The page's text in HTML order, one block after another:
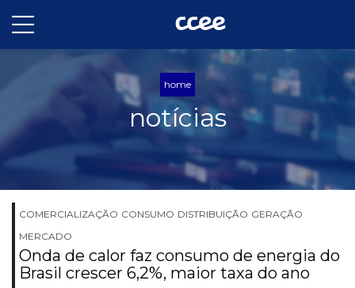
home
notícias
COMERCIALIZAÇÃO CONSUMO DISTRIBUIÇÃO GERAÇÃO
MERCADO
Onda de calor faz consumo de energia do
Brasil crescer 6,2%, maior taxa do ano